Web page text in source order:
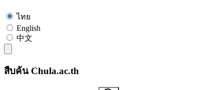
ไทย
English
中文
สืบค้น Chula.ac.th